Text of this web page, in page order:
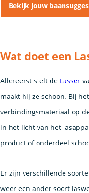
Bekijk jouw
Wat doet een
Allereerst stelt de Lasser
maakt hij ze schoon. Bij
verbindingsmateriaal op
in het licht van het
product of onderdeel
Er zijn verschillende
weer een ander soort